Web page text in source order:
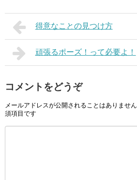
得意なことの見つけ方
頑張るポーズ！って必要よ！
コメントをどうぞ
メールアドレスが公開されることはありません
須項目です